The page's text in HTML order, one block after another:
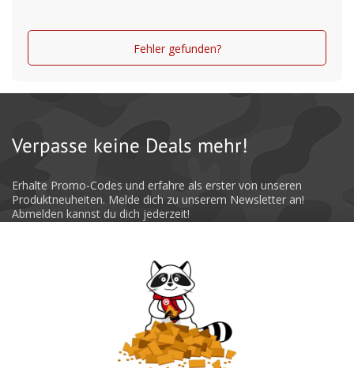
Fehler gefunden?
Verpasse keine Deals mehr!
Erhalte Promo-Codes und erfahre als erster von unseren
Produktneuheiten. Melde dich zu unserem Newsletter an!
Abmelden kannst du dich jederzeit!
Absenden